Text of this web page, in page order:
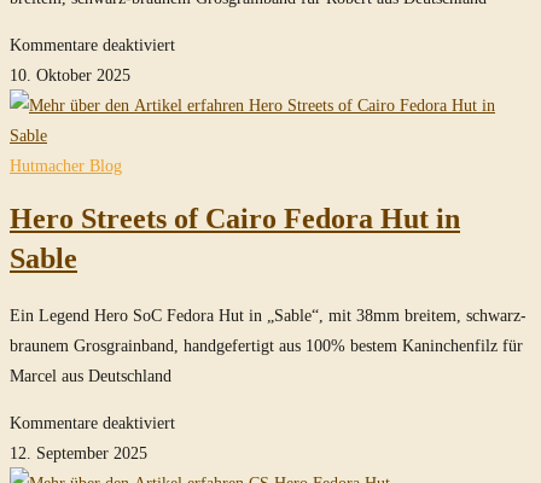
Kommentare deaktiviertfür
Crusader
True-
10. Oktober 2025
Hutmacher Blog
Hero Streets of Cairo Fedora Hut in
Sable
Ein Legend Hero SoC Fedora Hut in „Sable“, mit 38mm breitem, schwarz-
braunem Grosgrainband, handgefertigt aus 100% bestem Kaninchenfilz für
Marcel aus Deutschland
Kommentare deaktiviertfür
12. September 2025